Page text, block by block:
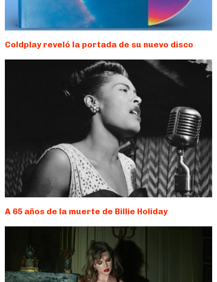
Coldplay reveló la portada de su nuevo disco
A 65 años de la muerte de Billie Holiday